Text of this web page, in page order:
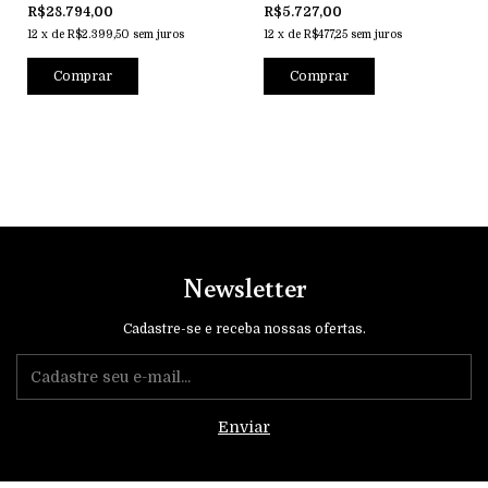
R$28.794,00
12 x de R$2.399,50 sem juros
Comprar
18k
R$5.727,00
12 x de R$477,25 sem juros
Comprar
Newsletter
Cadastre-se e receba nossas ofertas.